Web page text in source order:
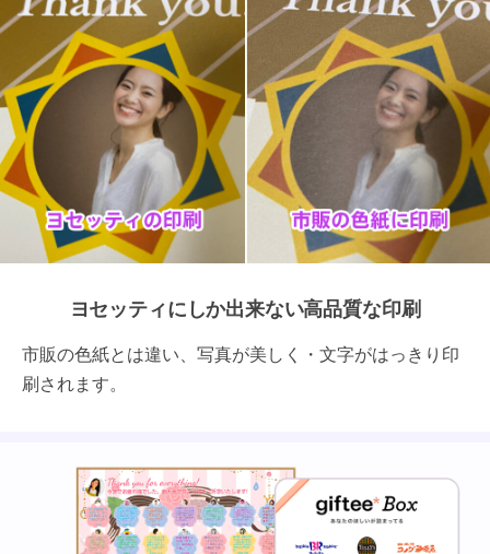
ヨセッティにしか出来ない高品質な印刷
市販の色紙とは違い、写真が美しく・文字がはっきり印
刷されます。